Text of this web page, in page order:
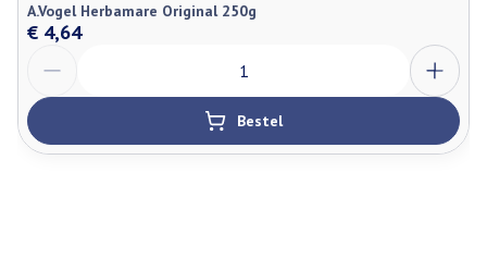
A.Vogel Herbamare Original 250g
€ 4,64
Bestel